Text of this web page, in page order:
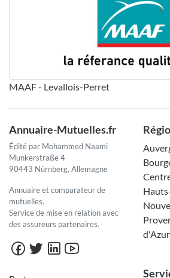
MAAF - Levallois-Perret
Annuaire-Mutuelles.fr
Édité par Mohammed Naami
Munkerstraße 4
90443 Nürnberg, Allemagne
Annuaire et comparateur de
mutuelles.
Service de mise en relation avec
des assureurs partenaires.
d'Azur